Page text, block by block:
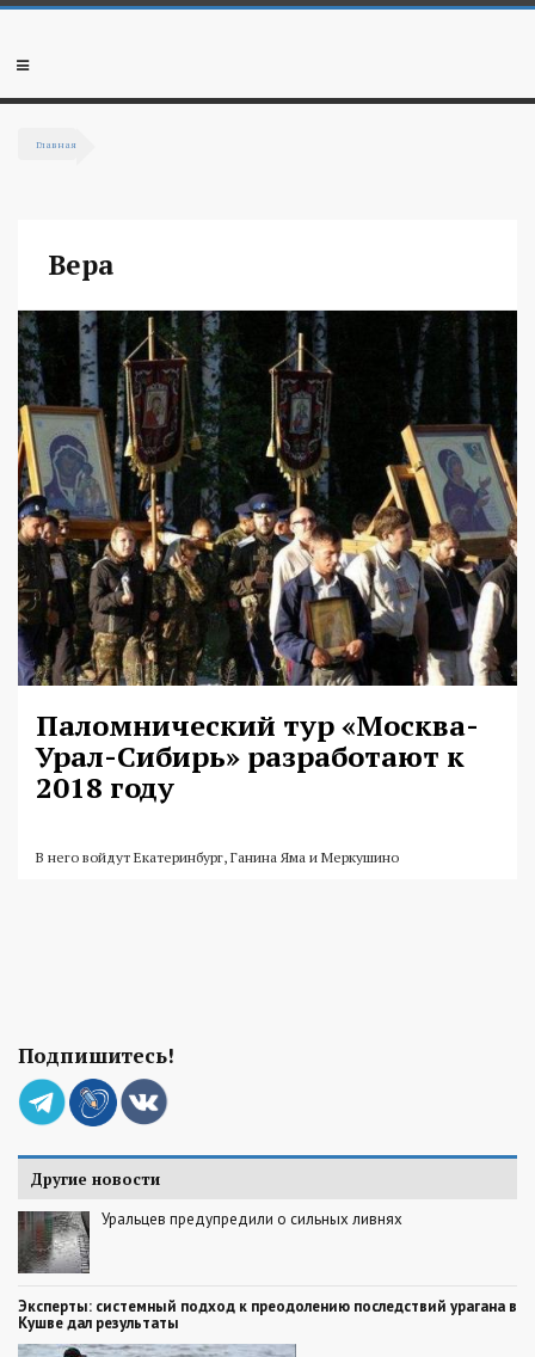
Перейти к основному содержанию
Мобильное
Главная
Вера
Паломнический тур «Москва-
Урал-Сибирь» разработают к
2018 году
В него войдут Екатеринбург, Ганина Яма и Меркушино
Подпишитесь!
Другие новости
Уральцев предупредили о сильных ливнях
Эксперты: системный подход к преодолению последствий урагана в
Кушве дал результаты